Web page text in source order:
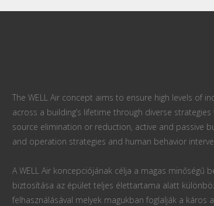
The WELL Air concept aims to ensure high levels of
across a building’s lifetime through diverse
source elimination or reduction, active and passive
and operation strategies and human behavior
A WELL Air koncepciójának célja a magas minőségű
biztosítása az épület teljes élettartama alatt
felhasználásával melyek magukban foglalják a káros